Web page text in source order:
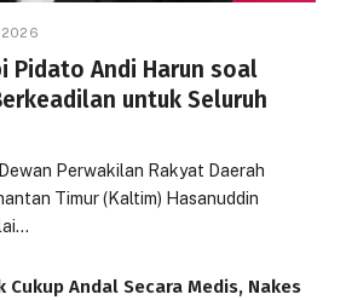
2026
Pidato Andi Harun soal
untuk Seluruh
Perwakilan Rakyat Daerah
Timur (Kaltim) Hasanuddin
Cukup Andal Secara Medis, Nakes